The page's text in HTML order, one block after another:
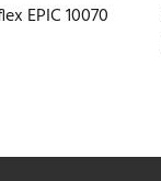
EPIC 10070